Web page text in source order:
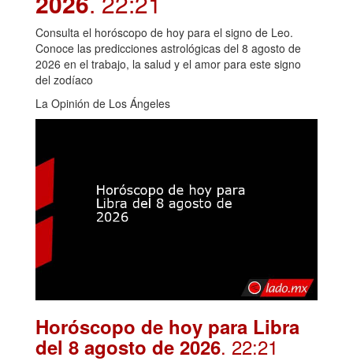
Consulta el horóscopo de hoy para el signo de Leo.
Conoce las predicciones astrológicas del 8 agosto de
2026 en el trabajo, la salud y el amor para este signo
del zodíaco
La Opinión de Los Ángeles
Horóscopo de hoy para Libra
del 8 agosto de 2026. 22:21